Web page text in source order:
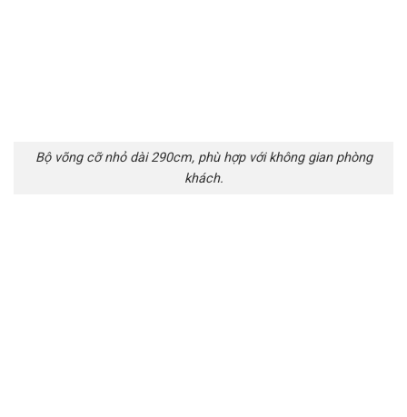
Bộ võng cỡ nhỏ dài 290cm, phù hợp với không gian phòng
khách.